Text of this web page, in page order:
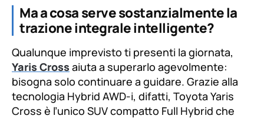
Ma a cosa serve sostanzialmente la
trazione integrale intelligente?
Qualunque imprevisto ti presenti la giornata,
Yaris Cross aiuta a superarlo agevolmente:
bisogna solo continuare a guidare. Grazie alla
tecnologia Hybrid AWD-i, difatti, Toyota Yaris
Cross è l’unico SUV compatto Full Hybrid che